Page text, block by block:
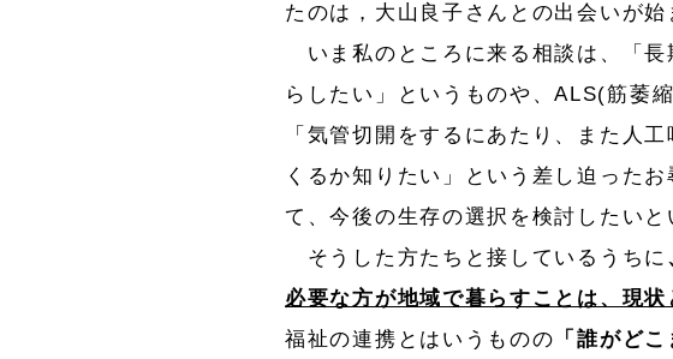
たのは，大山良子さんとの出会いが始
いま私のところに来る相談は、「長
らしたい」というものや、ALS(筋萎
「気管切開をするにあたり、また人
くるか知りたい」という差し迫った
て、今後の生存の選択を検討したいと
そうした方たちと接しているうちに
必要な方が地域で暮らすことは、現状
福祉の連携とはいうものの 「誰がど